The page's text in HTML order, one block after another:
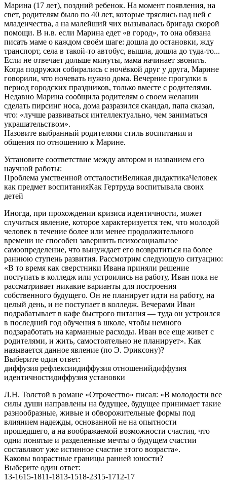
Марина (17 лет), поздний ребенок. На момент появления, на
свет, родителям было по 40 лет, которые тряслись над ней с
младенчества, а на малейший чих вызывалась бригада скорой
помощи. В н.в. если Марина едет «в город», то она обязана
писать маме о каждом своём шаге: дошла до остановки, жду
транспорт, села в такой-то автобус, вышла, дошла до туда-то...
Если не отвечает дольше минуты, мама начинает звонить.
Когда подружки собирались с ночёвкой друг у друга, Марине
говорили, что ночевать нужно дома. Вечерние прогулки в
период городских праздников, только вместе с родителями.
Недавно Марина сообщила родителям о своем желании
сделать пирсинг носа, дома разразился скандал, папа сказал,
что: «лучше развиваться интеллектуально, чем заниматься
украшательством».
Назовите выбранный родителями стиль воспитания и
общения по отношению к Марине.
Установите соответствие между автором и названием его
научной работы:
Проблема умственной отсталостиВеликая дидактикаЧеловек
как предмет воспитанияКак Гертруда воспитывала своих
детей
Иногда, при прохождении кризиса идентичности, может
случиться явление, которое характеризуется тем, что молодой
человек в течение более или менее продолжительного
времени не способен завершить психосоциальное
самоопределение, что вынуждает его возвратиться на более
раннюю ступень развития. Рассмотрим следующую ситуацию:
«В то время как сверстники Ивана приняли решение
поступать в колледж или устроились на работу, Иван пока не
рассматривает никакие варианты для построения
собственного будущего. Он не планирует идти на работу, на
целый день, и не поступает в колледж. Вечерами Иван
подрабатывает в кафе быстрого питания — туда он устроился
в последний год обучения в школе, чтобы немного
подзаработать на карманные расходы. Иван все еще живет с
родителями, и жить, самостоятельно не планирует». Как
называется данное явление (по Э. Эриксону)?
Выберите один ответ:
диффузия рефлексиидиффузия отношенийдиффузия
идентичностидиффузия установки
Л.Н. Толстой в романе «Отрочество» писал: «В молодости все
силы души направлены на будущее, будущее принимает такие
разнообразные, живые и обворожительные формы под
влиянием надежды, основанной не на опытности
прошедшего, а на воображаемой возможности счастия, что
одни понятые и разделенные мечты о будущем счастии
составляют уже истинное счастие этого возраста».
Каковы возрастные границы ранней юности?
Выберите один ответ:
13-1615-1811-1813-1518-2315-1712-17